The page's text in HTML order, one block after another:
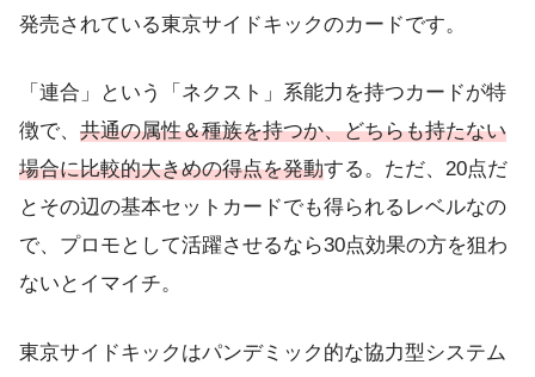
発売されている東京サイドキックのカードです。
「連合」という「ネクスト」系能力を持つカードが特
徴で、 共通の属性＆種族を持つか、どちらも持たない
場合に比較的大きめの得点を発動する。ただ、20点だ
とその辺の基本セットカードでも得られるレベルなの
で、プロモとして活躍させるなら30点効果の方を狙わ
ないとイマイチ。
東京サイドキックはパンデミック的な協力型システム